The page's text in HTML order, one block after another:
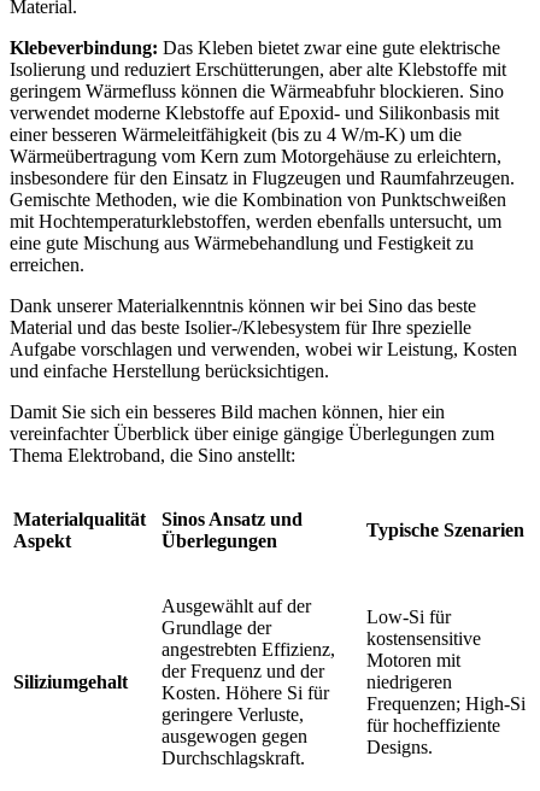
Material.
Klebeverbindung: Das Kleben bietet zwar eine gute elektrische
Isolierung und reduziert Erschütterungen, aber alte Klebstoffe mit
geringem Wärmefluss können die Wärmeabfuhr blockieren. Sino
verwendet moderne Klebstoffe auf Epoxid- und Silikonbasis mit
einer besseren Wärmeleitfähigkeit (bis zu 4 W/m-K) um die
Wärmeübertragung vom Kern zum Motorgehäuse zu erleichtern,
insbesondere für den Einsatz in Flugzeugen und Raumfahrzeugen.
Gemischte Methoden, wie die Kombination von Punktschweißen
mit Hochtemperaturklebstoffen, werden ebenfalls untersucht, um
eine gute Mischung aus Wärmebehandlung und Festigkeit zu
erreichen.
Dank unserer Materialkenntnis können wir bei Sino das beste
Material und das beste Isolier-/Klebesystem für Ihre spezielle
Aufgabe vorschlagen und verwenden, wobei wir Leistung, Kosten
und einfache Herstellung berücksichtigen.
Damit Sie sich ein besseres Bild machen können, hier ein
vereinfachter Überblick über einige gängige Überlegungen zum
Thema Elektroband, die Sino anstellt:
Materialqualität
Aspekt
Sinos Ansatz und
Überlegungen
Typische Szenarien
Siliziumgehalt
Ausgewählt auf der
Grundlage der
angestrebten Effizienz,
der Frequenz und der
Kosten. Höhere Si für
geringere Verluste,
ausgewogen gegen
Durchschlagskraft.
Low-Si für
kostensensitive
Motoren mit
niedrigeren
Frequenzen; High-Si
für hocheffiziente
Designs.